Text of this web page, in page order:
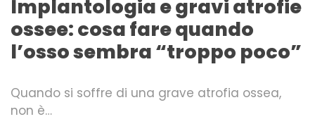
Implantologia e gravi atrofie
ossee: cosa fare quando
l’osso sembra “troppo poco”
Quando si soffre di una grave atrofia ossea,
non è…